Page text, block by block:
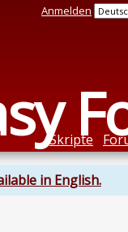
Anmelden
Skripte
in English.